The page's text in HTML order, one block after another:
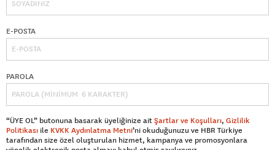
E-POSTA
PAROLA
“ÜYE OL” butonuna basarak üyeliğinize aitŞartlar ve Koşulları, Gizlilik
Politikası ile KVKK Aydınlatma Metni’ni okuduğunuzu ve HBR Türkiye
tarafından size özel oluşturulan hizmet, kampanya ve promosyonlara